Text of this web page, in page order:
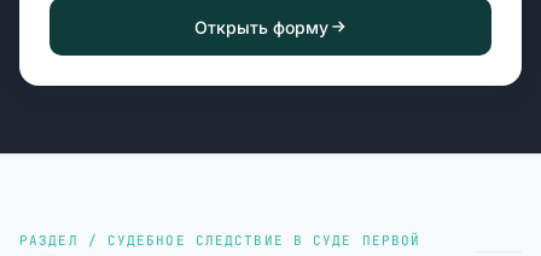
Открыть форму
РАЗДЕЛ / СУДЕБНОЕ СЛЕДСТВИЕ В СУДЕ ПЕРВОЙ